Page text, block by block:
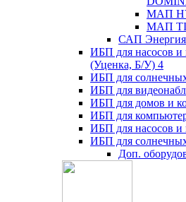
МАП
МАП
САП Энергия
ИБП для насосов и
(Уценка, Б/У) 4
ИБП для
ИБП для
ИБП для домов и
ИБП для
ИБП для насосов и
ИБП для
Доп.